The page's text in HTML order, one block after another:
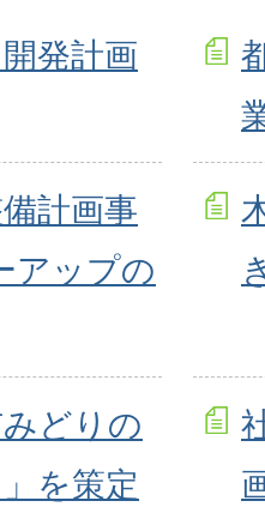
発計画
計画事
アップの
みどりの
を策定